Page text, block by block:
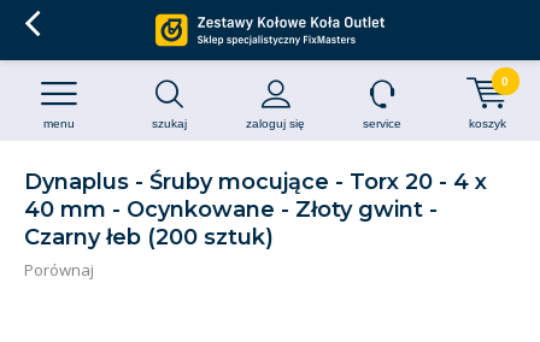
szukaj zaloguj się
menu service koszyk
0
Dynaplus - Śruby mocujące - Torx 20 - 4 x
40 mm - Ocynkowane - Złoty gwint -
Czarny łeb (200 sztuk)
Porównaj